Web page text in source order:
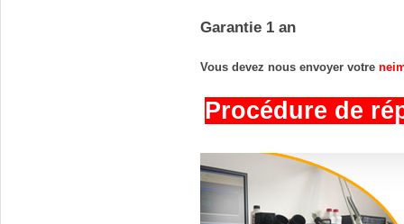
Garantie 1 an
Vous devez nous envoyer votre
Procédure de